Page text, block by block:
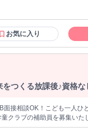
SNS運用管理（動画作成、
支援と業務の両面を見てい
など、幅広い仕事を通じ
を歓迎します。
える方 ・基本的なPCスキ
ど） ・利用者さん、スタッ
・就労継続
新規事業や新規拠点の立ち
場理解がある方 ・行政対応
ームマネジメントの経験が
がら、周囲と協力して仕組
方
お気に入り
つくる放課後♪資格
接相談OK！こども一人ひ
クラブの補助員を募集いた
全に過ごせる 居場所づく